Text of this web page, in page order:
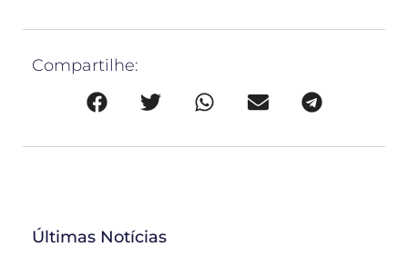
Compartilhe:
Últimas Notícias